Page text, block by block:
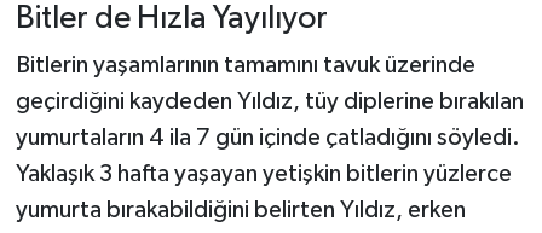
Bitler de Hızla Yayılıyor
Bitlerin yaşamlarının tamamını tavuk üzerinde
geçirdiğini kaydeden Yıldız, tüy diplerine bırakılan
yumurtaların 4 ila 7 gün içinde çatladığını söyledi.
Yaklaşık 3 hafta yaşayan yetişkin bitlerin yüzlerce
yumurta bırakabildiğini belirten Yıldız, erken